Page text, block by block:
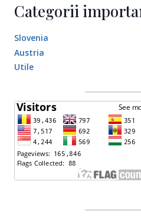
Categorii
Slovenia
Austria
Utile